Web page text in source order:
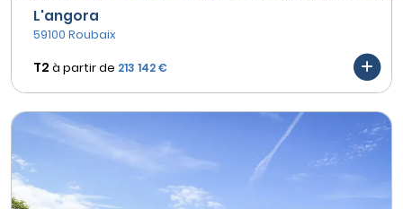
L'angora
59100 Roubaix
T2 à partir de 213 142 €